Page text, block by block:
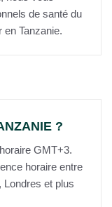
de santé du
en Tanzanie.
?
GMT+3.
horaire entre
Londres et plus